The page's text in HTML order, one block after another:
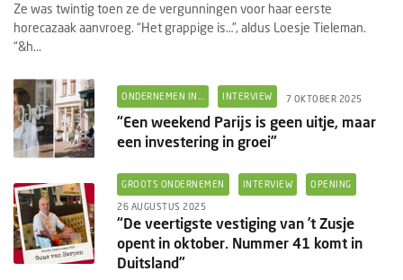
Ze was twintig toen ze de vergunningen voor haar eerste
horecazaak aanvroeg. “Het grappige is…”, aldus Loesje Tieleman.
“&h...
ONDERNEMEN IN... INTERVIEW 7 OKTOBER 2025
“Een weekend Parijs is geen uitje, maar
een investering in groei”
GROOTS ONDERNEMEN INTERVIEW OPENING
26 AUGUSTUS 2025
“De veertigste vestiging van ’t Zusje
opent in oktober. Nummer 41 komt in
Duitsland”